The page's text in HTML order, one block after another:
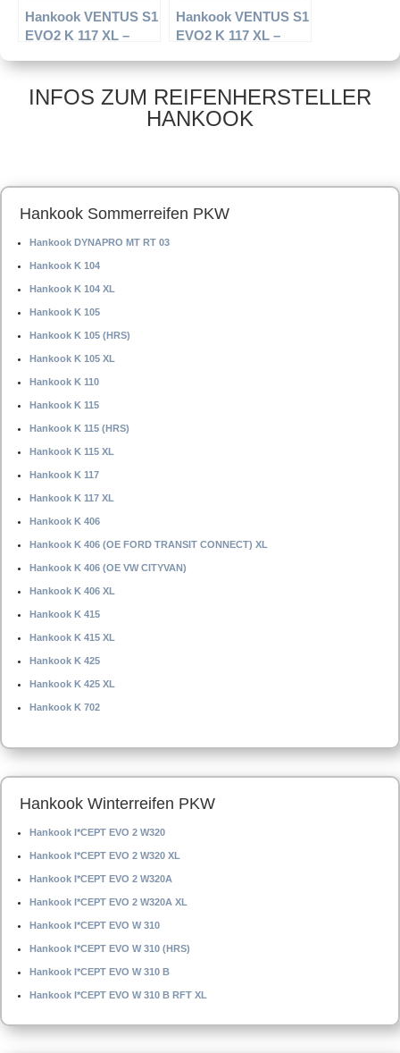
Hankook VENTUS S1
EVO2 K 117 XL –
R17 95 Y –
Sommerreifen
Hankook VENTUS S1
EVO2 K 117 XL –
R19 93Y –
Sommerreifen
INFOS ZUM REIFENHERSTELLER
HANKOOK
Hankook Sommerreifen PKW
Hankook DYNAPRO MT RT 03
Hankook K 104
Hankook K 104 XL
Hankook K 105
Hankook K 105 (HRS)
Hankook K 105 XL
Hankook K 110
Hankook K 115
Hankook K 115 (HRS)
Hankook K 115 XL
Hankook K 117
Hankook K 117 XL
Hankook K 406
Hankook K 406 (OE FORD TRANSIT CONNECT) XL
Hankook K 406 (OE VW CITYVAN)
Hankook K 406 XL
Hankook K 415
Hankook K 415 XL
Hankook K 425
Hankook K 425 XL
Hankook K 702
Hankook Winterreifen PKW
Hankook I*CEPT EVO 2 W320
Hankook I*CEPT EVO 2 W320 XL
Hankook I*CEPT EVO 2 W320A
Hankook I*CEPT EVO 2 W320A XL
Hankook I*CEPT EVO W 310
Hankook I*CEPT EVO W 310 (HRS)
Hankook I*CEPT EVO W 310 B
Hankook I*CEPT EVO W 310 B RFT XL